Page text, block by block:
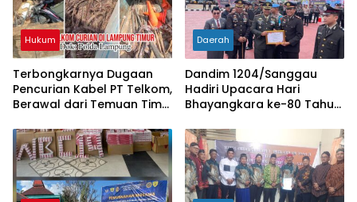
Hukum
Terbongkarnya Dugaan
Pencurian Kabel PT Telkom,
Berawal dari Temuan Tim
Daerah
Dandim 1204/Sanggau
Hadiri Upacara Hari
Bhayangkara ke-80 Tahun